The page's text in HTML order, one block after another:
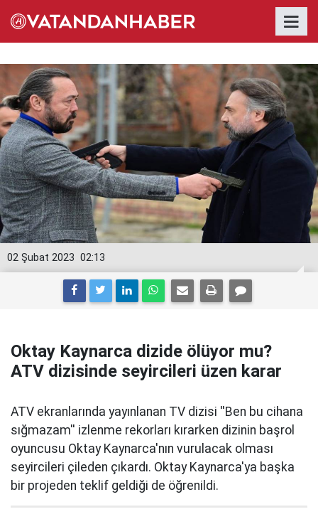
02:13
02 Şubat 2023
Oktay Kaynarca dizide ölüyor mu?
ATV dizisinde seyircileri üzen karar
ATV ekranlarında yayınlanan TV dizisi ''Ben bu cihana
sığmazam'' izlenme rekorları kırarken dizinin başrol
oyuncusu Oktay Kaynarca'nın vurulacak olması
seyircileri çileden çıkardı. Oktay Kaynarca'ya başka
bir projeden teklif geldiği de öğrenildi.